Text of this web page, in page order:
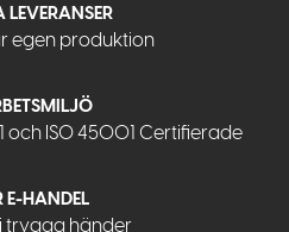
LEVERANSER
egen produktion
och ISO 45001 Certifierade
E-HANDEL
trygga händer